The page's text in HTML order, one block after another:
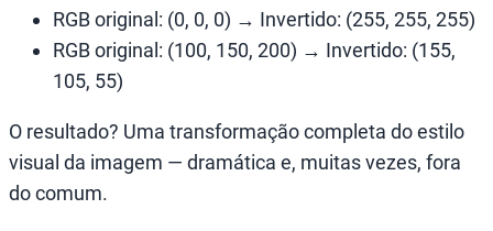
RGB original: (0, 0, 0) → Invertido: (255, 255, 255)
RGB original: (100, 150, 200) → Invertido: (155,
105, 55)
O resultado? Uma transformação completa do estilo
visual da imagem — dramática e, muitas vezes, fora
do comum.